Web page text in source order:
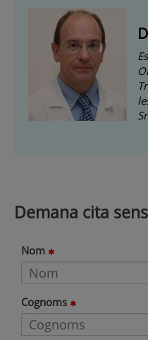
Demana cita
Nom
Cognoms